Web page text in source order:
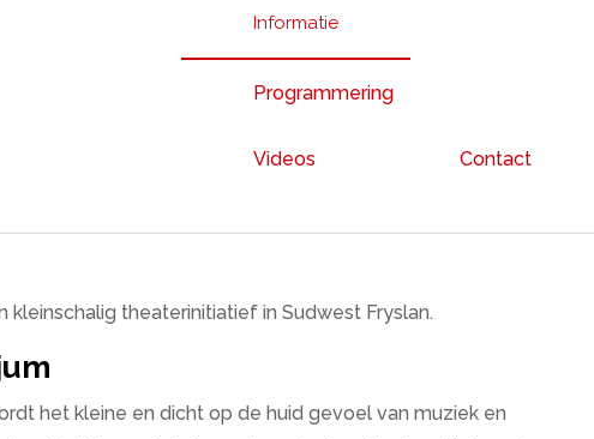
Informatie
Programmering
Videos Contact
kleinschalig theaterinitiatief in Sudwest Fryslan.
het kleine en dicht op de huid gevoel van muziek en